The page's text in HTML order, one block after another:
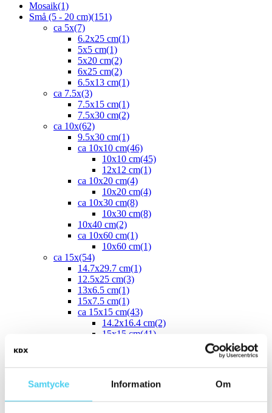
Samtycke Information Om
Mosaik(1)
Små (5 - 20 cm)(151)
ca 5x(7)
6.2x25 cm(1)
5x5 cm(1)
5x20 cm(2)
6x25 cm(2)
6.5x13 cm(1)
ca 7.5x(3)
7.5x15 cm(1)
7.5x30 cm(2)
ca 10x(62)
9.5x30 cm(1)
ca 10x10 cm(46)
10x10 cm(45)
12x12 cm(1)
ca 10x20 cm(4)
10x20 cm(4)
ca 10x30 cm(8)
10x30 cm(8)
10x40 cm(2)
ca 10x60 cm(1)
10x60 cm(1)
ca 15x(54)
14.7x29.7 cm(1)
12.5x25 cm(3)
13x6.5 cm(1)
15x7.5 cm(1)
ca 15x15 cm(43)
14.2x16.4 cm(2)
15x15 cm(41)
15x45 cm(1)
15x60 cm(1)
ca 20x(33)